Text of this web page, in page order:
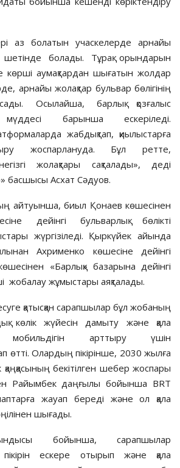
аз болатын учаскелерде арнайы
болады. Тұрақ орындарын
көрші аумақтардан шығатын жолдар
арнайы жолақтар бульвар бөлігінің
Осылайша, барлық қозғалыс
мүддесі барынша ескеріледі.
жабдықтап, қиылыстарға
жоспарлануда. Бұл ретте,
жолақтары сақталады», деді
басшысы Асхат Сәдуов.
айтуынша, биыл Қонаев көшесінен
дейінгі бульварлық бөлікті
жүргізіледі. Қыркүйек айында
Ахрименко көшесіне дейінгі
«Барлық» базарына дейінгі
жобалау жұмыстары аяқталады.
қатысқан сарапшылар бұл жобаның
көлік жүйесін дамыту және қала
мобильдігін арттыру үшін
өтті. Олардың пікірінше, 2030 жылға
қаңқасының бекітілген шебер жоспары
Райымбек даңғылы бойынша BRT
жауап береді және ол қала
шығады.
бойынша, сарапшылар
пікірін ескере отырып және қала